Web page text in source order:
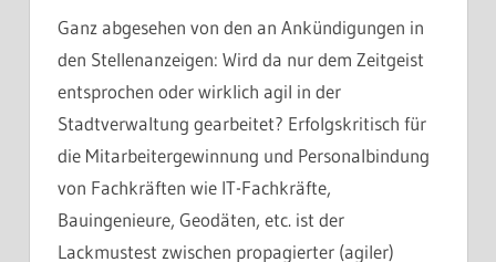
Ganz abgesehen von den an Ankündigungen in
den Stellenanzeigen: Wird da nur dem Zeitgeist
entsprochen oder wirklich agil in der
Stadtverwaltung gearbeitet? Erfolgskritisch für
die Mitarbeitergewinnung und Personalbindung
von Fachkräften wie IT-Fachkräfte,
Bauingenieure, Geodäten, etc. ist der
Lackmustest zwischen propagierter (agiler)